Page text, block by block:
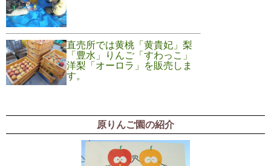
直売所では黄桃「黄貴妃」梨
「豊水」りんご「すわっこ」
洋梨「オーロラ」を販売しま
す。
原りんご園の紹介